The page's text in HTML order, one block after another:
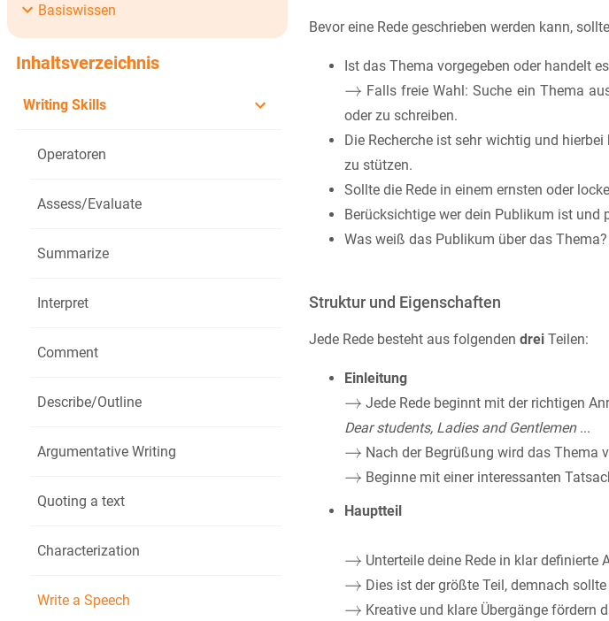
Basiswissen
Inhaltsverzeichnis
Writing Skills
Operatoren
Assess/Evaluate
Summarize
Interpret
Comment
Describe/Outline
Argumentative Writing
Quoting a text
Characterization
Write a Speech
Bevor eine Rede geschrieben werden kann,
Ist das Thema vorgegeben oder handelt
Falls freie Wahl: Suche ein Thema
oder zu schreiben.
Die Recherche ist sehr wichtig und
zu stützen.
Sollte die Rede in einem ernsten oder
Berücksichtige wer dein Publikum ist und
Was weiß das Publikum über das Thema?
Struktur und Eigenschaften
Jede Rede besteht aus folgenden drei Teilen:
Einleitung
Jede Rede beginnt mit der richtigen
Dear students, Ladies and Gentlemen...
Nach der Begrüßung wird das Thema
Beginne mit einer interessanten
Hauptteil
Unterteile deine Rede in klar definierte
Dies ist der größte Teil, demnach
Kreative und klare Übergänge fördern